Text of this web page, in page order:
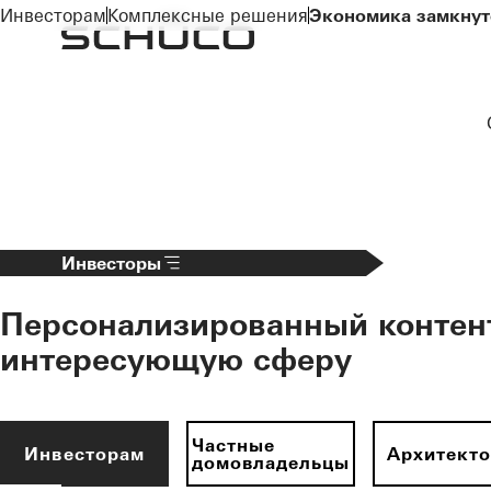
To the main content
Инвесторы
Персонализированный
интересующую сферу
Инвесторам
Частные
домовладельцы
ИнвесторамКомплексные решенияЭкономика